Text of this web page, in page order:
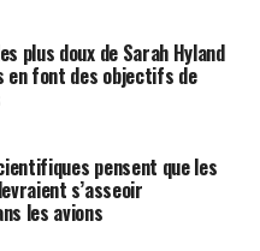
plus doux de Sarah Hyland
en font des objectifs de
pensent que les
s’asseoir
les avions